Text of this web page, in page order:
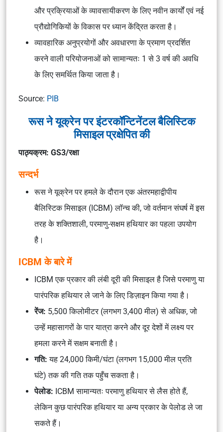
और प्रक्रियाओं के व्यावसायीकरण के लिए नवीन कार्यों एवं नई
प्रौद्योगिकियों के विकास पर ध्यान केंद्रित करता है।
व्यावहारिक अनुप्रयोगों और अवधारणा के प्रमाण प्रदर्शित
करने वाली परियोजनाओं को सामान्यतः 1 से 3 वर्ष की अवधि
के लिए समर्थित किया जाता है।
Source: PIB
रूस ने यूक्रेन पर इंटरकॉन्टिनेंटल बैलिस्टिक
मिसाइल प्रक्षेपित की
पाठ्यक्रम: GS3/रक्षा
सन्दर्भ
रूस ने यूक्रेन पर हमले के दौरान एक अंतरमहाद्वीपीय
बैलिस्टिक मिसाइल (ICBM) लॉन्च की, जो वर्तमान संघर्ष में इस
तरह के शक्तिशाली, परमाणु-सक्षम हथियार का पहला उपयोग
है।
ICBM के बारे में
ICBM एक प्रकार की लंबी दूरी की मिसाइल है जिसे परमाणु या
पारंपरिक हथियार ले जाने के लिए डिज़ाइन किया गया है।
रेंज: 5,500 किलोमीटर (लगभग 3,400 मील) से अधिक, जो
उन्हें महासागरों के पार यात्रा करने और दूर देशों में लक्ष्य पर
हमला करने में सक्षम बनाती है।
गति:यह 24,000 किमी/घंटा (लगभग 15,000 मील प्रति
घंटे) तक की गति तक पहुँच सकता है।
पेलोड: ICBM सामान्यतः परमाणु हथियार से लैस होते हैं,
लेकिन कुछ पारंपरिक हथियार या अन्य प्रकार के पेलोड ले जा
सकते हैं।